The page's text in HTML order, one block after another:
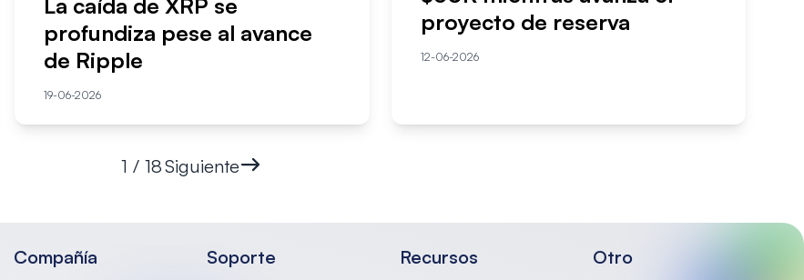
profundiza pese al avance
de Ripple
19-06-2026
proyecto de reserva
12-06-2026
1 / 18Siguiente
Compañía Soporte Recursos Otro